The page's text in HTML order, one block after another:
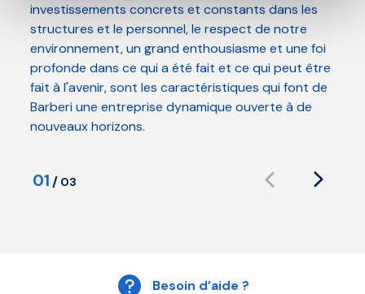
investissements concrets et constants dans les
structures et le personnel, le respect de notre
environnement, un grand enthousiasme et une foi
profonde dans ce qui a été fait et ce qui peut être
fait à l'avenir, sont les caractéristiques qui font de
Barberi une entreprise dynamique ouverte à de
nouveaux horizons.
01 / 03
Besoin d’aide ?